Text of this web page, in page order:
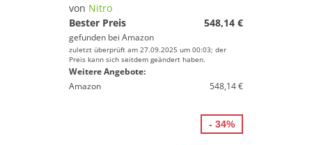
von Nitro
Bester Preis
548,14 €
gefunden bei Amazon
zuletzt überprüft am 27.09.2025 um 00:03; der
Preis kann sich seitdem geändert haben.
Weitere Angebote:
Amazon
548,14 €
- 34%